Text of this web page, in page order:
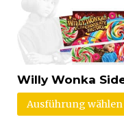
Willy Wonka
Ausführung wählen